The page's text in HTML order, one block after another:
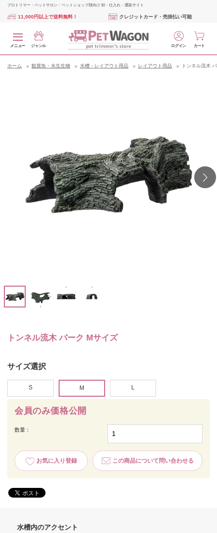
プロトリマー・ペットサロン・ペットショップ様向け 卸・仕入れ・通販サイト
11,000円以上で送料無料！ クレジットカード・売掛払い可能
メニュー ジャンル ログイン カート
ホーム 観賞魚・水生生物 水槽・レイアウト用品 レイアウト用品 トンネル流木
トンネル流木 バーク Mサイズ
会員のみ価格公開
数量：
お気に入り登録 この商品について問い合わせる
サイズ選択
S M L
水槽内のアクセント